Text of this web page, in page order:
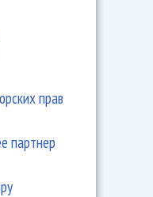
прав
партнер